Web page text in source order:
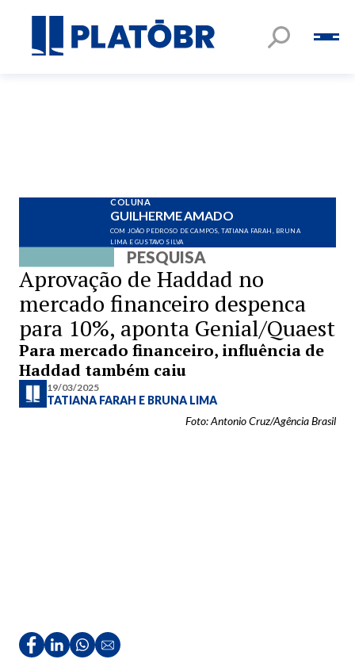
COLUNA
GUILHERME AMADO
COM JOÃO PEDROSO DE CAMPOS, TATIANA FARAH, BRUNA
LIMA E GUSTAVO SILVA
PESQUISA
Aprovação de Haddad no
mercado financeiro despenca
para 10%, aponta Genial/Quaest
Para mercado financeiro, influência de
Haddad também caiu
19/03/2025
TATIANA FARAH E BRUNA LIMA
Foto: Antonio Cruz/Agência Brasil